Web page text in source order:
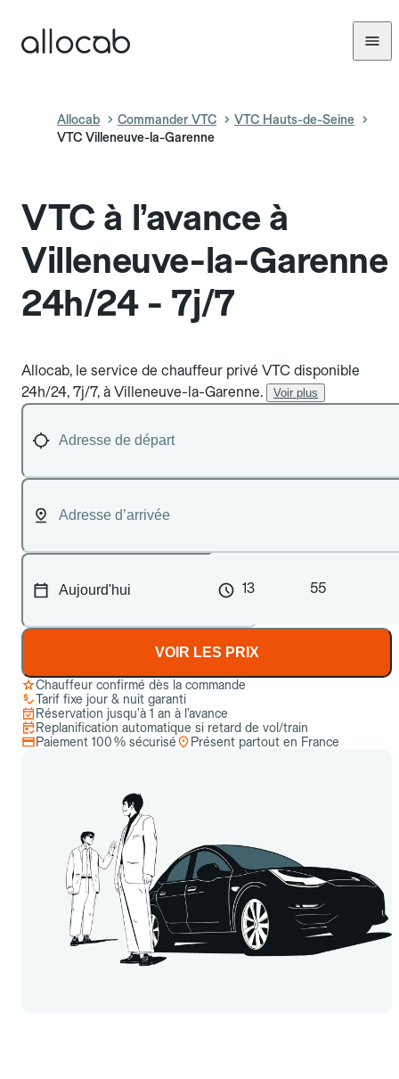
Allocab Commander VTC
VTC Hauts-de-Seine
VTC Villeneuve-la-Garenne
VTC à l’avance à
Villeneuve-la-Garenne
24h/24 - 7j/7
Allocab, le service de chauffeur privé VTC disponible
24h/24, 7j/7, à Villeneuve-la-Garenne.
Voir plus
13 55
VOIR LES PRIX
Chauffeur confirmé dès la commande
Tarif fixe jour & nuit garanti
Réservation jusqu’à 1 an à l’avance
Replanification automatique si retard de vol/train
Paiement 100 % sécurisé
Présent partout en France